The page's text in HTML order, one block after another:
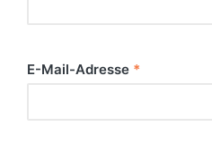
E-Mail-Adresse *